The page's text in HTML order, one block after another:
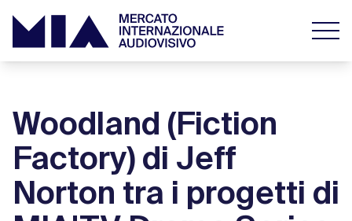
Woodland (Fiction
Factory) di Jeff
Norton tra i progetti di